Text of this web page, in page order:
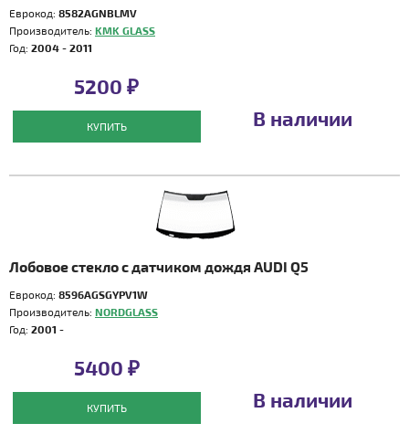
Еврокод: 8582AGNBLMV
Производитель: KMK GLASS
Год: 2004 - 2011
5200 ₽
КУПИТЬ В наличии
Лобовое стекло с датчиком дождя AUDI Q5
Еврокод: 8596AGSGYPV1W
Производитель: NORDGLASS
Год: 2001 -
5400 ₽
КУПИТЬ В наличии